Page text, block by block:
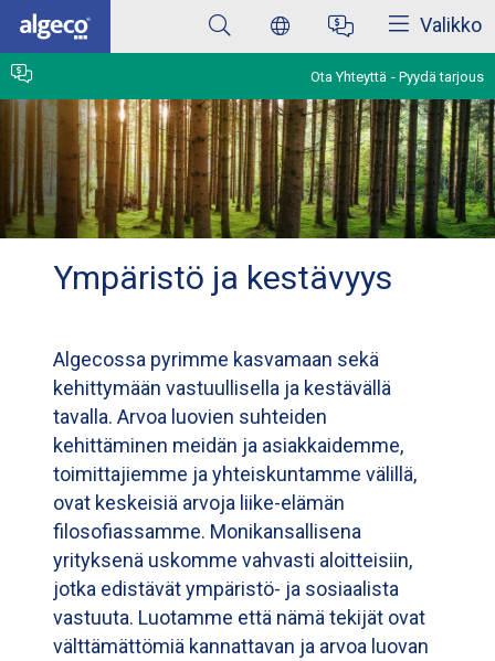
Skip
main
content
Valikko
Ota Yhteyttä Pyydä tarjous
Ympäristö ja kestävyys
Algecossa pyrimme kasvamaan sekä
kehittymään vastuullisella ja kestävällä
tavalla. Arvoa luovien suhteiden
kehittäminen meidän ja asiakkaidemme,
toimittajiemme ja yhteiskuntamme välillä,
ovat keskeisiä arvoja liike-elämän
filosofiassamme. Monikansallisena
yrityksenä uskomme vahvasti aloitteisiin,
jotka edistävät ympäristö- ja sosiaalista
vastuuta. Luotamme että nämä tekijät ovat
välttämättömiä kannattavan ja arvoa luovan